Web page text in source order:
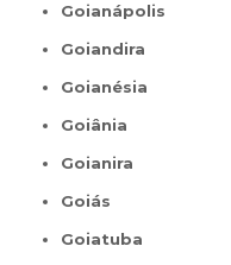
Goianápolis
Goiandira
Goianésia
Goiânia
Goianira
Goiás
Goiatuba